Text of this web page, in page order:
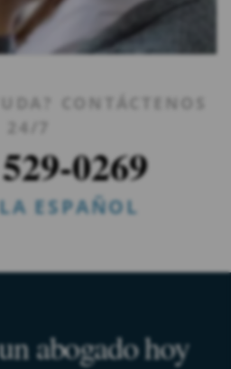
CONTÁCTENOS
24/7
0269
ESPAÑOL
abogado hoy